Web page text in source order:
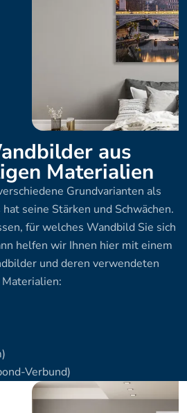
aus
Materialien
Grundvarianten als
seine Stärken und Schwächen.
für welches Wandbild Sie sich
helfen wir Ihnen hier mit einem
und deren verwendeten
Materialien:
Verbund)